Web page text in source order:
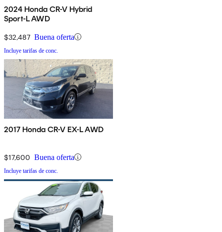
2024 Honda CR-V Hybrid
Sport-L AWD
$32,487 Buena oferta
Incluye tarifas de conc.
2017 Honda CR-V EX-L AWD
$17,600 Buena oferta
Incluye tarifas de conc.